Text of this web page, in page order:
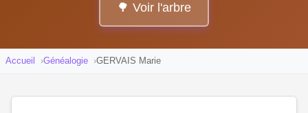
🌳 Voir l'arbre
Accueil Généalogie GERVAIS Marie